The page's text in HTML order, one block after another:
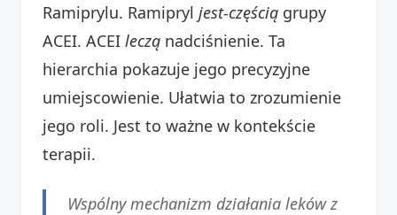
Ramiprylu. Ramipryl jest-częścią grupy
ACEI. ACEI leczą nadciśnienie. Ta
hierarchia pokazuje jego precyzyjne
umiejscowienie. Ułatwia to zrozumienie
jego roli. Jest to ważne w kontekście
terapii.
Wspólny mechanizm działania leków z